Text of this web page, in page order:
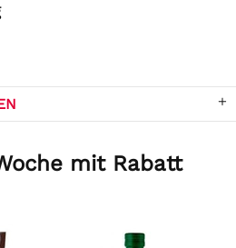
mit Rabatt